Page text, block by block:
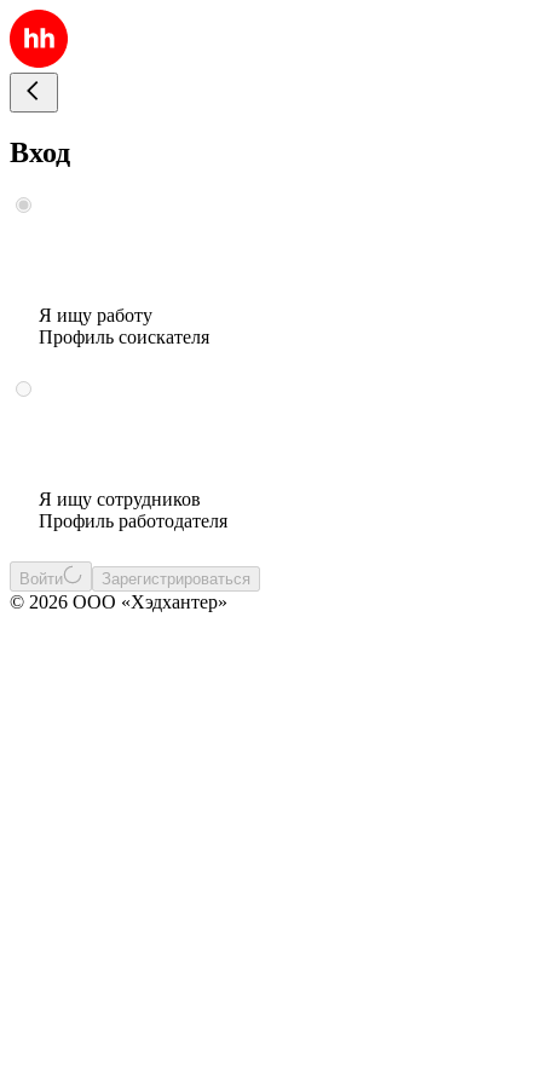
Вход
Я ищу работу
Профиль соискателя
Я ищу сотрудников
Профиль работодателя
Войти Зарегистрироваться
© 2026 ООО «Хэдхантер»